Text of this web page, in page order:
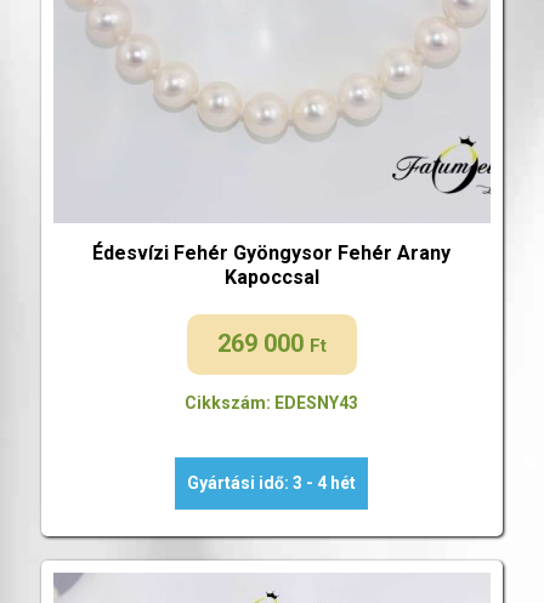
Édesvízi Fehér Gyöngysor Fehér Arany
Kapoccsal
269 000 Ft
Cikkszám: EDESNY43
Gyártási idő: 3 - 4 hét